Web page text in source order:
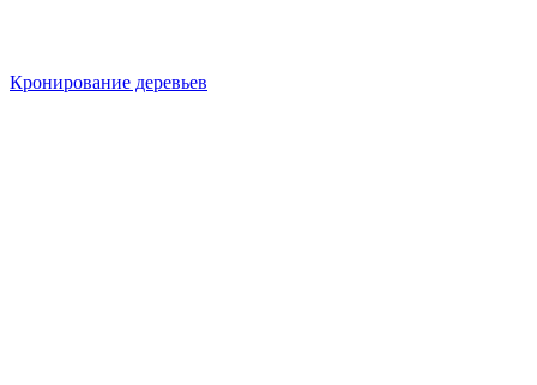
Кронирование деревьев